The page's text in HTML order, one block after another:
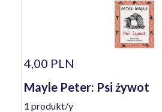
4,00 PLN
Mayle Peter: Psi żywot
1 produkt/y